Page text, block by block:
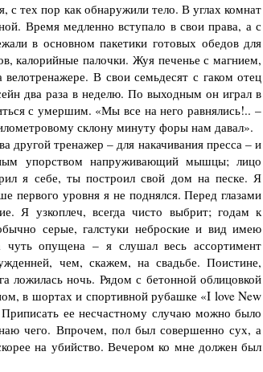
тех пор как обнаружили тело. В углах комнат
Время медленно вступало в свои права, а с
в основном пакети­ки готовых обедов для
калорийные палочки. Жуя печенье с магнием,
В свои семьдесят с гаком отец
два раза в неделю. По выходным он играл в
с умер­шим. «Мы все на него равнялись!.. –
склону ми­нуту форы нам давал».
другой тренажер – для накачивания прес­са – и
упорством напруживающий мышцы; лицо
я себе, ты построил свой дом на песке. Я
первого уровня я не под­нялся. Перед глазами
Я узкоплеч, всегда чисто выбрит; годам к
серые, галстуки неброские и вид имею
чуть опущена – я слушал весь ассортимент
чем, скажем, на свадьбе. Поис­тине,
ложилась ночь. Рядом с бетонной облицовкой
в шортах и спортивной рубашке «I love New
ее не­счастному случаю можно было
чего. Впрочем, пол был со­вершенно сух, а
на убийство. Вечером ко мне должен был